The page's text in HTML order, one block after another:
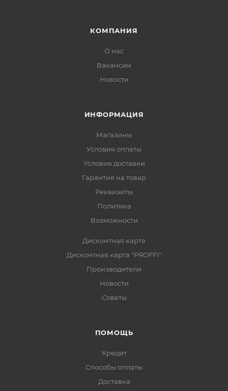
КОМПАНИЯ
О нас
Вакансии
Новости
ИНФОРМАЦИЯ
Магазины
Условия оплаты
Условия доставки
Гарантия на товар
Реквизиты
Политика
Возможности
Дисконтная карта
Дисконтная карта "PROFFI"
Производители
Новости
Советы
ПОМОЩЬ
Кредит
Способы оплаты
Доставка